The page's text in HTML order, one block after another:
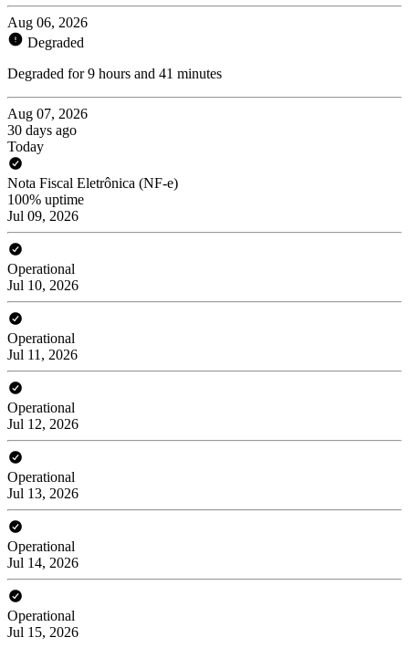
Aug 06, 2026
Degraded
Degraded for 9 hours and 41 minutes
Aug 07, 2026
30 days ago
Today
Nota Fiscal Eletrônica (NF-e)
100% uptime
Jul 09, 2026
Operational
Jul 10, 2026
Operational
Jul 11, 2026
Operational
Jul 12, 2026
Operational
Jul 13, 2026
Operational
Jul 14, 2026
Operational
Jul 15, 2026